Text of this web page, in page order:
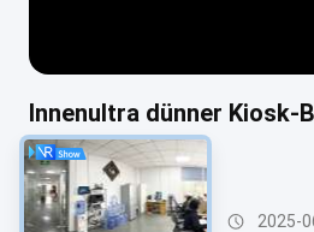
Innenultra dünner Kiosk-
annonciert
Touchscreen-Kiosk 2025-